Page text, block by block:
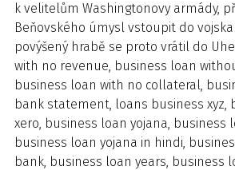
k velitelům Washingtonovy armády,
Beňovského úmysl vstoupit do
povýšený hrabě se proto vrátil do
with no revenue, business loan
business loan with no collateral,
bank statement, loans business xyz,
xero, business loan yojana, business
business loan yojana in hindi,
bank, business loan years, business